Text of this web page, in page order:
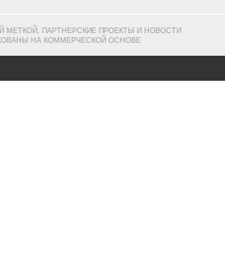
МЕТКОЙ, ПАРТНЕРСКИЕ ПРОЕКТЫ И НОВОСТИ
НА КОММЕРЧЕСКОЙ ОСНОВЕ